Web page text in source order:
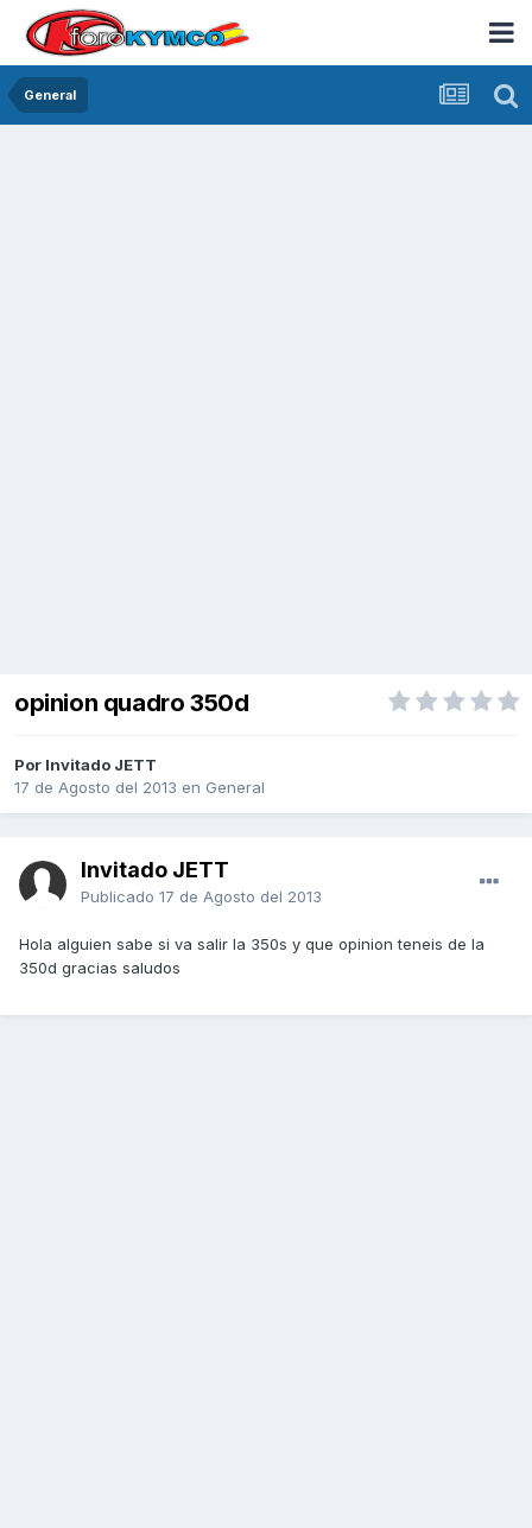
General
opinion quadro 350d
Por Invitado JETT
17 de Agosto del 2013 en General
Invitado JETT
Publicado 17 de Agosto del 2013
Hola alguien sabe si va salir la 350s y que opinion teneis de la
350d gracias saludos